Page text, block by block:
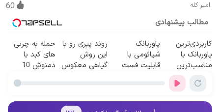
امیر کله 60
مطالب پیشنهادی
کاربردی‌ترین
پاوربانک با
مناسب‌ترین
پاوربانک
شیائومی با
قابلیت فست
روند پیری رو با
این روش
گیاهی معکوس
حمله به چربی
های کبد با
دمنوشِ 10